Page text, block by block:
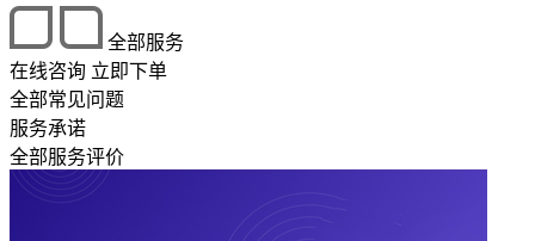
全部服务
在线咨询 立即下单
全部常见问题
服务承诺
全部服务评价